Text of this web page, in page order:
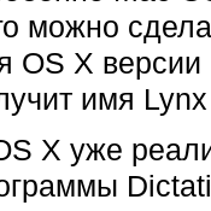
можно
OS X версии
имя
X уже